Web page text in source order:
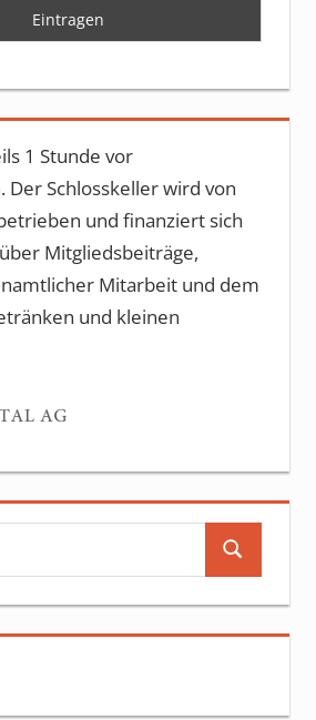
1 Stunde vor
Der Schlosskeller wird von
und finanziert sich
Mitgliedsbeiträge,
Mitarbeit und dem
und kleinen
Suchen